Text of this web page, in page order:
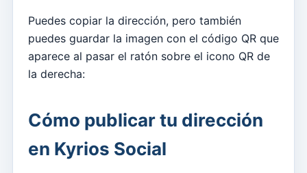
Cómo asociar hojas individuales con grupos
Consultar las suscripciones a newsletter realizadas
desde la web
Administrar diseños
Diseños de boletines
Gestão documental
Puedes copiar la dirección, pero también
puedes guardar la imagen con el código QR que
aparece al pasar el ratón sobre el icono QR de
la derecha:
Cómo publicar tu dirección
en Kyrios Social